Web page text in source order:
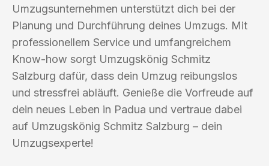
Umzugsunternehmen unterstützt dich bei der
Planung und Durchführung deines Umzugs. Mit
professionellem Service und umfangreichem
Know-how sorgt Umzugskönig Schmitz
Salzburg dafür, dass dein Umzug reibungslos
und stressfrei abläuft. Genieße die Vorfreude auf
dein neues Leben in Padua und vertraue dabei
auf Umzugskönig Schmitz Salzburg – dein
Umzugsexperte!